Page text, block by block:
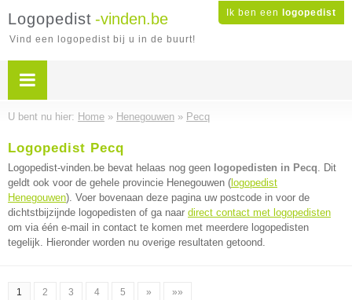
Ik ben een logopedist
Logopedist -vinden.be
Vind een logopedist bij u in de buurt!
U bent nu hier: Home » Henegouwen » Pecq
Logopedist Pecq
Logopedist-vinden.be bevat helaas nog geen logopedisten in Pecq. Dit
geldt ook voor de gehele provincie Henegouwen ( logopedist
Henegouwen). Voer bovenaan deze pagina uw postcode in voor de
dichtstbijzijnde logopedisten of ga naar direct contact met logopedisten
om via één e-mail in contact te komen met meerdere logopedisten
tegelijk. Hieronder worden nu overige resultaten getoond.
1 2 3 4 5 » »»